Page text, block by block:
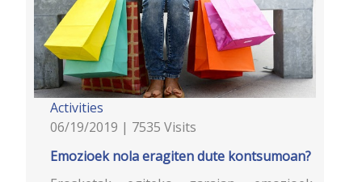
Activities
06/19/2019 | 7535 Visits
Emozioek nola eragiten dute kontsumoan?